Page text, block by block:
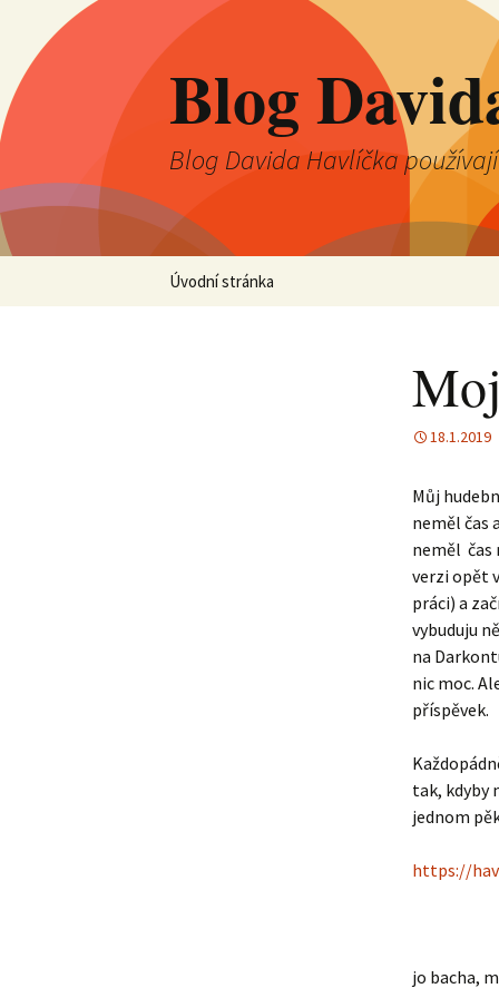
Blog
Blog Davida Havlíčka
Přejít
Úvodní stránka
18.1.2019
Můj
neměl čas
neměl čas
verzi opět
práci) a
vybuduju
na
nic moc.
příspěvek.
tak, kdyby
jednom
https://
jo bacha,